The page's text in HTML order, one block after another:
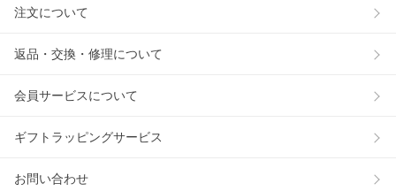
注文について
返品・交換・修理について
会員サービスについて
ギフトラッピングサービス
お問い合わせ